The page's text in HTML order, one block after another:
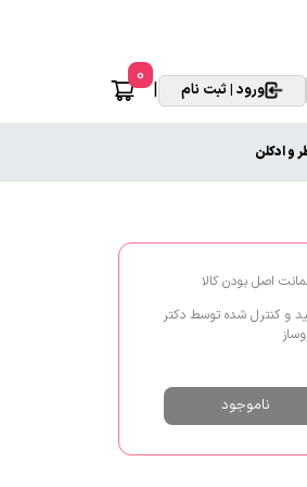
ورود | ثبت نام |
0
و ادکلن
اصل بودن کالا
و کنترل شده توسط دکتر
ناموجود